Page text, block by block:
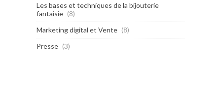
Les bases et techniques de la bijouterie
fantaisie (8)
Marketing digital et Vente (8)
Presse (3)